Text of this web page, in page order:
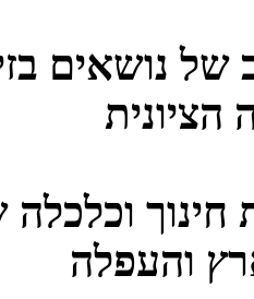
של נושאים
חינוך